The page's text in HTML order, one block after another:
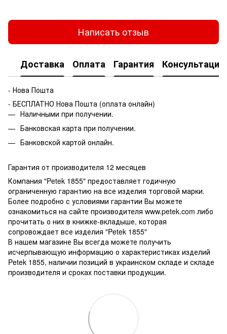
Написать отзыв
Доставка Оплата Гарантия Консультация
- Нова Пошта
- БЕСПЛАТНО Нова Пошта (оплата онлайн)
Наличными при получении.
Банковская карта при получении.
Банковской картой онлайн.
Гарантия от производителя 12 месяцев
Компания "Petek 1855" предоставляет годичную
ограниченную гарантию на все изделия торговой марки.
Более подробно с условиями гарантии Вы можете
ознакомиться на сайте производителя www.petek.com либо
прочитать о них в книжке-вкладыше, которая
сопровождает все изделия "Petek 1855"
В нашем магазине Вы всегда можете получить
исчерпывающую информацию о характеристиках изделий
Petek 1855, наличии позиций в украинском складе и складе
производителя и сроках поставки продукции.